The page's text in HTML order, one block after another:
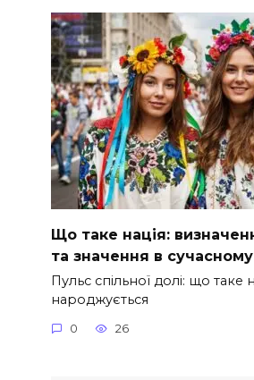
Що таке нація:
та значення в сучасному
Пульс спільної долі: що таке
народжується
0 26